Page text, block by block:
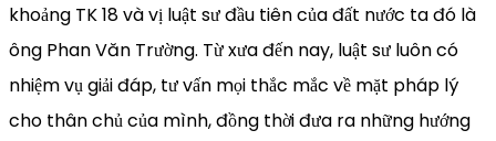
khoảng TK 18 và vị luật sư đầu tiên của đất nước ta đó là
ông Phan Văn Trường. Từ xưa đến nay, luật sư luôn có
nhiệm vụ giải đáp, tư vấn mọi thắc mắc về mặt pháp lý
cho thân chủ của mình, đồng thời đưa ra những hướng